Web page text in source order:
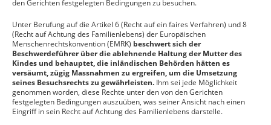
den Gerichten festgelegten Bedingungen zu besuchen.
Unter Berufung auf die Artikel 6 (Recht auf ein faires Verfahren) und 8
(Recht auf Achtung des Familienlebens) der Europäischen
Menschenrechtskonvention (EMRK) beschwert sich der
Beschwerdeführer über die ablehnende Haltung der Mutter des
Kindes und behauptet, die inländischen Behörden hätten es
versäumt, zügig Massnahmen zu ergreifen, um die Umsetzung
seines Besuchsrechts zu gewährleisten. Ihm sei jede Möglichkeit
genommen worden, diese Rechte unter den von den Gerichten
festgelegten Bedingungen auszuüben, was seiner Ansicht nach einen
Eingriff in sein Recht auf Achtung des Familienlebens darstelle.